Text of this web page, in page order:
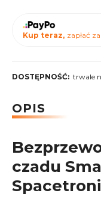
Kup teraz, zapłać
DOSTĘPNOŚĆ: trwale
OPIS
czadu